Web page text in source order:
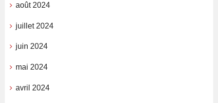
août 2024
juillet 2024
juin 2024
mai 2024
avril 2024